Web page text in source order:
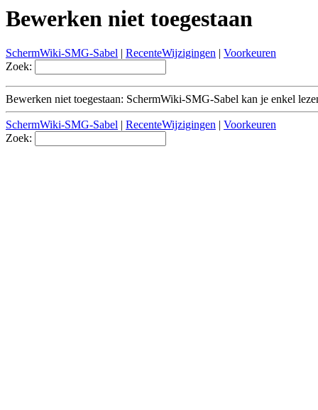
Bewerken niet toegestaan
SchermWiki-SMG-Sabel | RecenteWijzigingen | Voorkeuren
Zoek:
Bewerken niet toegestaan: SchermWiki-SMG-Sabel kan je enkel
SchermWiki-SMG-Sabel | RecenteWijzigingen | Voorkeuren
Zoek: